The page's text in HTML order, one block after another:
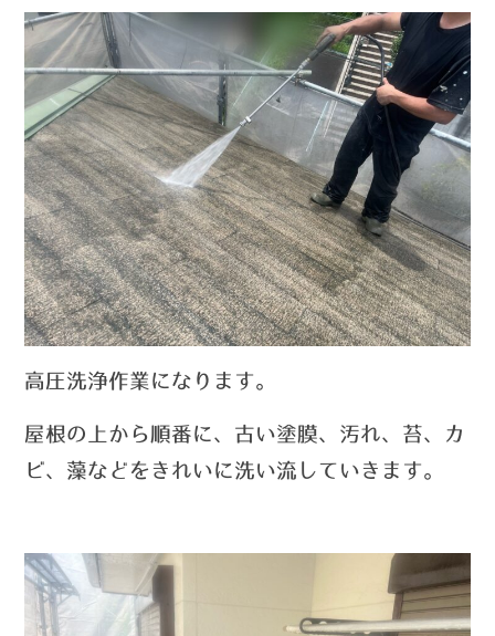
高圧洗浄作業になります。
屋根の上から順番に、古い塗膜、汚れ、苔、カ
ビ、藻などをきれいに洗い流していきます。